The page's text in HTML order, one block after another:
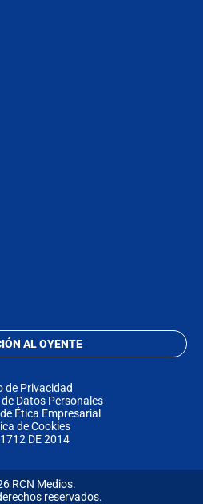
AL OYENTE
de Privacidad
Datos Personales
Ética Empresarial
de Cookies
DE 2014
RCN Medios.
reservados.